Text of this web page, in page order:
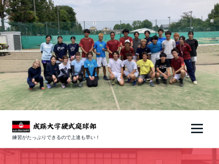
コ
ン
テ
ン
ツ
ス
キ
ッ
プ
練習がたっぷりできるので上達も早い！